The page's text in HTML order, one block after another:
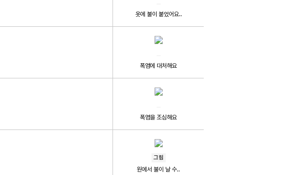
옷에 불이 붙었어요..
폭염에 대처해요
폭염을 조심해요
그림
원에서 불이 날 수..